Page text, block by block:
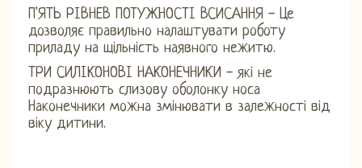
П'ЯТЬ РІВНЕВ ПОТУЖНОСТІ ВСИСАННЯ - Це
дозволяє правильно налаштувати роботу
приладу на щільність наявного нежитю.
ТРИ СИЛІКОНОВІ НАКОНЕЧНИКИ - які не
подразнюють слизову оболонку носа
Наконечники можна змінювати в залежності від
віку дитини.